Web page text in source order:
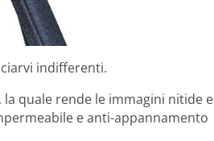
indifferenti.
quale rende le immagini nitide e
e anti-appannamento